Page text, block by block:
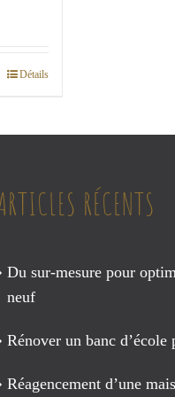
Détails
RÉCENTS
Du sur-mesure pour
neuf
Rénover un banc
Réagencement d’une